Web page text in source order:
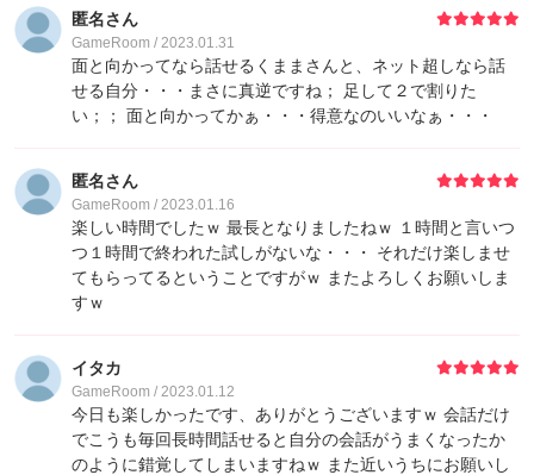
匿名さん
GameRoom / 2023.01.31
面と向かってなら話せるくままさんと、ネット超しなら話
せる自分・・・まさに真逆ですね； 足して２で割りた
い；； 面と向かってかぁ・・・得意なのいいなぁ・・・
匿名さん
GameRoom / 2023.01.16
楽しい時間でしたｗ 最長となりましたねｗ １時間と言いつ
つ１時間で終われた試しがないな・・・ それだけ楽しませ
てもらってるということですがｗ またよろしくお願いしま
すｗ
イタカ
GameRoom / 2023.01.12
今日も楽しかったです、ありがとうございますｗ 会話だけ
でこうも毎回長時間話せると自分の会話がうまくなったか
のように錯覚してしまいますねｗ また近いうちにお願いし